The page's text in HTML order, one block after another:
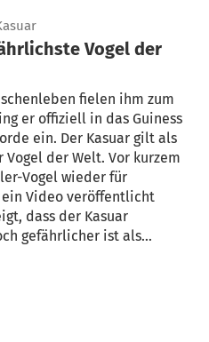
fielen ihm zum
er offiziell in das Guiness
ein. Der Kasuar gilt als
der Welt. Vor kurzem
Vogel wieder für
ein Video veröffentlicht
dass der Kasuar
gefährlicher ist als